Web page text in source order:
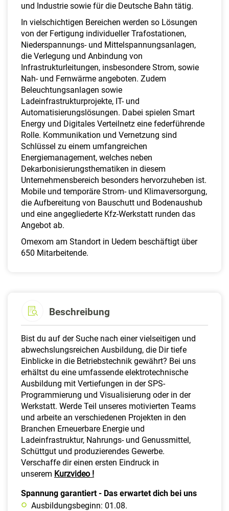
und Industrie sowie für die Deutsche Bahn tätig.
In vielschichtigen Bereichen werden so Lösungen
von der Fertigung individueller Trafostationen,
Niederspannungs- und Mittelspannungsanlagen,
die Verlegung und Anbindung von
Infrastrukturleitungen, insbesondere Strom, sowie
Nah- und Fernwärme angeboten. Zudem
Beleuchtungsanlagen sowie
Ladeinfrastrukturprojekte, IT- und
Automatisierungslösungen. Dabei spielen Smart
Energy und Digitales Verteilnetz eine federführende
Rolle. Kommunikation und Vernetzung sind
Schlüssel zu einem umfangreichen
Energiemanagement, welches neben
Dekarbonisierungsthematiken in diesem
Unternehmensbereich besonders hervorzuheben ist.
Mobile und temporäre Strom- und Klimaversorgung,
die Aufbereitung von Bauschutt und Bodenaushub
und eine angegliederte Kfz-Werkstatt runden das
Angebot ab.
Omexom am Standort in Uedem beschäftigt über
650 Mitarbeitende.
Beschreibung
Bist du auf der Suche nach einer vielseitigen und
abwechslungsreichen Ausbildung, die Dir tiefe
Einblicke in die Betriebstechnik gewährt? Bei uns
erhältst du eine umfassende elektrotechnische
Ausbildung mit Vertiefungen in der SPS-
Programmierung und Visualisierung oder in der
Werkstatt. Werde Teil unseres motivierten Teams
und arbeite an verschiedenen Projekten in den
Branchen Erneuerbare Energie und
Ladeinfrastruktur, Nahrungs- und Genussmittel,
Schüttgut und produzierendes Gewerbe.
Verschaffe dir einen ersten Eindruck in
unserem Kurzvideo !
Spannung garantiert - Das erwartet dich bei uns
Ausbildungsbeginn: 01.08.